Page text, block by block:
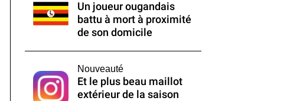
Un joueur ougandais
battu à mort à proximité
de son domicile
Nouveauté
Et le plus beau maillot
extérieur de la saison